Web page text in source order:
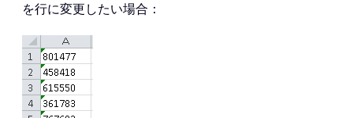
を行に変更したい場合：